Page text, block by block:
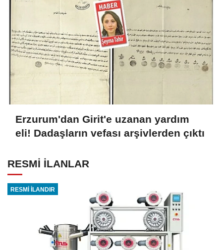
Erzurum'dan Girit'e uzanan yardım
eli! Dadaşların vefası arşivlerden çıktı
RESMİ İLANLAR
RESMİ İLANDIR